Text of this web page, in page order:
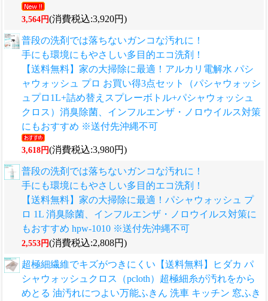
3,564円(消費税込:3,920円)
普段の洗剤では落ちないガンコな汚れに！
手にも環境にもやさしい多目的エコ洗剤！
【送料無料】家の大掃除に最適！アルカリ電解水 パシ
ャウォッシュ プロ お買い得3点セット（パシャウォッシ
ュプロ1L+詰め替えスプレーボトル+パシャウォッシュ
クロス）消臭除菌、インフルエンザ・ノロウイルス対策
にもおすすめ ※送付先沖縄不可
3,618円(消費税込:3,980円)
普段の洗剤では落ちないガンコな汚れに！
手にも環境にもやさしい多目的エコ洗剤！
【送料無料】家の大掃除に最適！パシャウォッシュ プ
ロ 1L 消臭除菌、インフルエンザ・ノロウイルス対策に
もおすすめ hpw-1010 ※送付先沖縄不可
2,553円(消費税込:2,808円)
超極細繊維でキズがつきにくい 【送料無料】ヒダカ パ
シャウォッシュクロス（pcloth）超極細糸が汚れをから
めとる 油汚れにつよい万能ふきん 洗車 キッチン 窓ふき